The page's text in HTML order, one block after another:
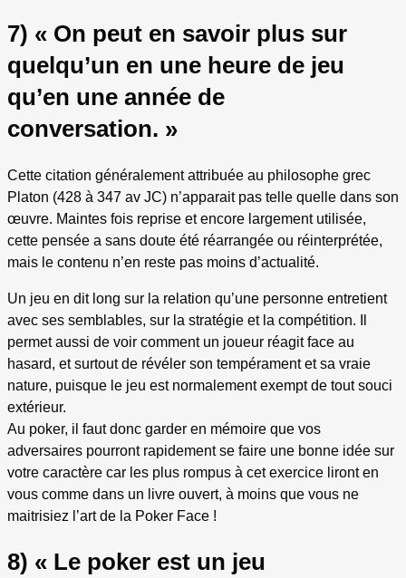
7) « On peut en savoir plus sur
quelqu’un en une heure de jeu
qu’en une année de
conversation. »
Cette citation généralement attribuée au philosophe grec
Platon (428 à 347 av JC) n’apparait pas telle quelle dans son
œuvre. Maintes fois reprise et encore largement utilisée,
cette pensée a sans doute été réarrangée ou réinterprétée,
mais le contenu n’en reste pas moins d’actualité.
Un jeu en dit long sur la relation qu’une personne entretient
avec ses semblables, sur la stratégie et la compétition. Il
permet aussi de voir comment un joueur réagit face au
hasard, et surtout de révéler son tempérament et sa vraie
nature, puisque le jeu est normalement exempt de tout souci
extérieur.
Au poker, il faut donc garder en mémoire que vos
adversaires pourront rapidement se faire une bonne idée sur
votre caractère car les plus rompus à cet exercice liront en
vous comme dans un livre ouvert, à moins que vous ne
maitrisiez l’art de la Poker Face !
8) « Le poker est un jeu